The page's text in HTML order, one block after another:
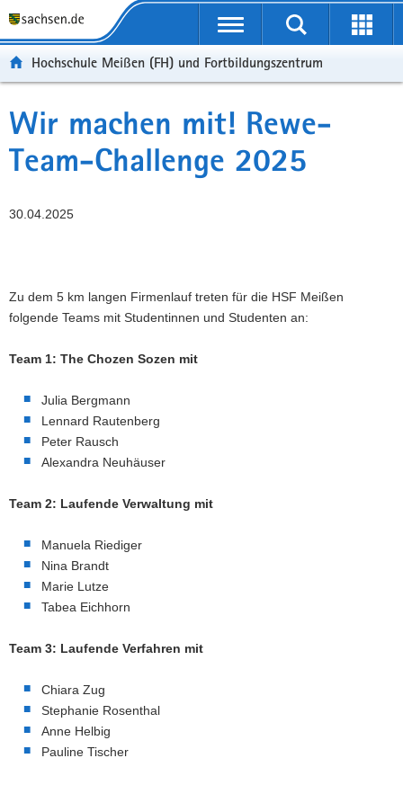
Portalübergreifende
Hochschule Meißen (FH) und Fortbildungszentrum
Wir machen mit! Rewe-
Team-Challenge 2025
30.04.2025
Zu dem 5 km langen Firmenlauf treten für die HSF Meißen
folgende Teams mit Studentinnen und Studenten an:
Team 1: The Chozen Sozen mit
Julia Bergmann
Lennard Rautenberg
Peter Rausch
Alexandra Neuhäuser
Team 2: Laufende Verwaltung mit
Manuela Riediger
Nina Brandt
Marie Lutze
Tabea Eichhorn
Team 3: Laufende Verfahren mit
Chiara Zug
Stephanie Rosenthal
Anne Helbig
Pauline Tischer